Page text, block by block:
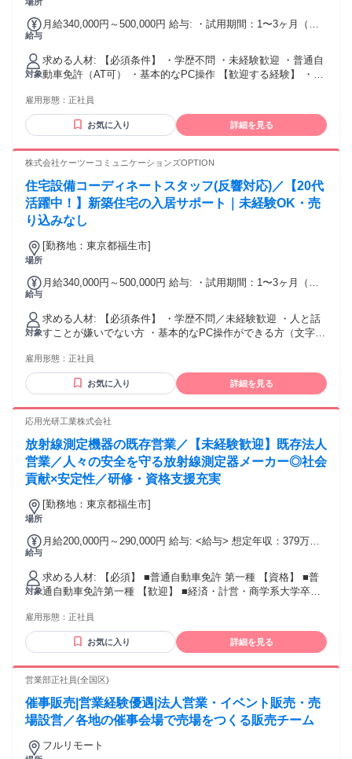
給与
月給340,000円～500,000円 給与: ・試用期間：1〜3ヶ月（ス
・研修中も能力に応じて随時昇給あり ・20代後半〜30代前後
の先輩スタッフが研修を担当 ・質問や相談はいつでも歓迎！
サポート体制万全です 【試用期間中の給与】 ・月給24万円〜
29万円 【一律手当】 ・通勤手当・皆勤手当・家族手当：なし
円】 月給34万円＋インセンティブ17万円 【年収840万円以上/
入社3年目/30歳】 月給40万円＋インセンティブ30万円 【年収
1000万円以上/入社5年目/31歳】 月給44万円＋インセンティブ
42万円 ＼目標とする収入がある方も大歓迎／ ノルマは設けて
いませんが 成約はインセンティブで随時還元！ 「いくら稼ぎ
たい」という具体的な 目標がある方はぜひご相談ください。
年収1000万円以上も目指せます！
対象
求める人材: 【必須条件】 ・学歴不問 ・未経験歓迎 ・普通自
動車免許（AT可） ・基本的なPC操作 【歓迎する経験】 ・営
も問題ありません 【求める人物像】 ・営業でしっかり稼ぎた
い方 ・成果を収入に反映させたい方 ・若いうちに年収を上げ
たい方 ・成長意欲の高い方 【こんな方に向いています】 ・
したい ・営業として結果を出したい ・将来的に独立も視野に
雇用形態： 正社員
お気に入り 詳細を見る
株式会社ケーツーコミュニケーションズOPTION
住宅設備コーディネートスタッフ(反響対応)／【20代
活躍中！】新築住宅の入居サポート｜未経験OK・売
り込みなし
場所
[勤務地：東京都福生市]
給与
月給340,000円～500,000円 給与: ・試用期間：1〜3ヶ月（ス
・研修中も能力に応じて随時昇給あり ・20代後半〜30代前後
の先輩スタッフが研修を担当 ・質問や相談はいつでも歓迎！
サポート体制万全です 【試用期間中の給与】 ・月給24万円〜
29万円 【一律手当】 ・通勤手当・皆勤手当・家族手当：なし
円】 月給34万円＋インセンティブ17万円 【年収840万円以上/
入社3年目/30歳】 月給40万円＋インセンティブ30万円 【年収
1000万円以上/入社5年目/31歳】 月給44万円＋インセンティブ
42万円 ＼目標とする収入がある方も大歓迎／ ノルマは設けて
いませんが 成約はインセンティブで随時還元！ 「いくら稼ぎ
たい」という具体的な 目標がある方はぜひご相談ください。
年収1000万円以上も目指せます！
対象
求める人材: 【必須条件】 ・学歴不問／未経験歓迎 ・人と話
すことが嫌いでない方 ・基本的なPC操作ができる方（文字入
など人と関わる仕事 ・アルバイトでの接客経験 ・営業経験
（業界不問） ・住宅・インテリアに興味がある方 ※業界経験
がなくても問題ありません 【求める人物像】 ・まずは素直に
ず質問できる方 ・チームで協力して働きたい方 ・将来的にス
社員として安定して働きたい方 ・未経験から手に職をつけた
い方 ・ガツガツした営業は少し不安な方 ・同世代がいる環境
で働きたい方 ・新築や暮らしに関わる仕事に興味がある方
雇用形態： 正社員
お気に入り 詳細を見る
応用光研工業株式会社
放射線測定機器の既存営業／【未経験歓迎】既存法人
営業／人々の安全を守る放射線測定器メーカー◎社会
貢献×安定性／研修・資格支援充実
場所
[勤務地：東京都福生市]
給与
月給200,000円～290,000円 給与: <給与> 想定年収：379万円
実績：５ヶ月分 インセンティブ：あり 〈年収例〉 〈補足情
報〉 【給与補足】 ■昇給：年1回 ■残業手当：あり（残業時間
に応じて別途支給） ■決算賞与：業績により0～1.5ヶ月分（過
去最高3ヶ月支給実績あり）※過去の経歴・能力等に応じて支
じて上下する可能性があります。 ■月給（月額）は固定手当
を含めた表記です。 【試用期間】 3ヶ月あり ※試用期間中の
条件変更はございません。
対象
求める人材: 【必須】 ■普通自動車免許 第一種 【資格】 ■普
通自動車免許第一種 【歓迎】 ■経済・計営・商学系大学卒の
方、電子機器等の営業経験
雇用形態： 正社員
お気に入り 詳細を見る
営業部正社員(全国区)
催事販売|営業経験優遇|法人営業・イベント販売・売
場設営／各地の催事会場で売場をつくる販売チーム
フルリモート